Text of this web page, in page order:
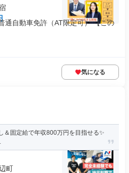
通自動車免許（AT限定可） 【この
気になる
＆固定給で年収800万円を目指せる✨
町